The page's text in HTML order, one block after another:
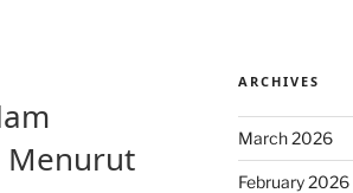
Menurut
ARCHIVES
March 2026
February 2026